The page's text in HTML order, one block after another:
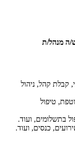
ה מנהל/ת
קבלת קהל, ניהול
טיפול
בתשלומים, ועוד.
כנסים, ועוד.